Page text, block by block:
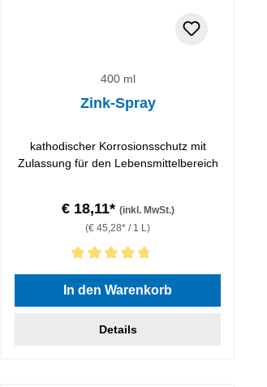
400 ml
Zink-Spray
kathodischer Korrosionsschutz mit
Zulassung für den Lebensmittelbereich
€ 18,11* (inkl. MwSt.)
(€ 45,28* / 1 L)
Durchschnittliche Bewertung von 4.67 von 5
In den Warenkorb
Details